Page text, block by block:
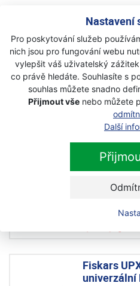
Nastavení
Pro poskytování služeb
nich jsou pro fungování webu
vylepšit váš uživatelský
co právě hledáte. Souhlasíte s
souhlas můžete snadno
Přijmout vše nebo můžete
Další
Husqvarna
tyč
nabíječky
Novinka
Skladem
7 990
tyč
Fiskars
univerzální